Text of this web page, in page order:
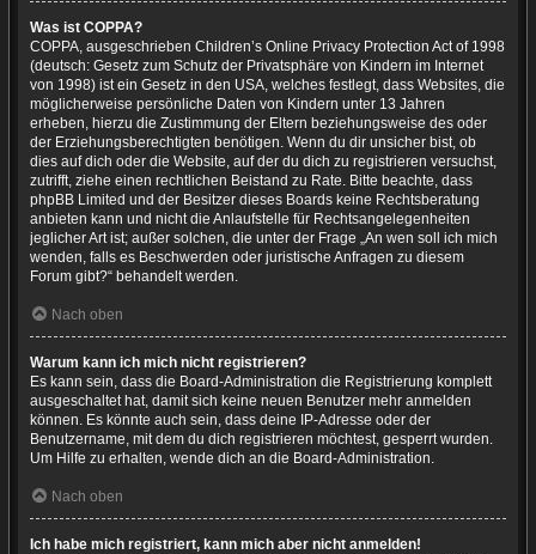
Was ist COPPA?
COPPA, ausgeschrieben Children’s Online Privacy Protection Act of 1998
(deutsch: Gesetz zum Schutz der Privatsphäre von Kindern im Internet
von 1998) ist ein Gesetz in den USA, welches festlegt, dass Websites, die
möglicherweise persönliche Daten von Kindern unter 13 Jahren
erheben, hierzu die Zustimmung der Eltern beziehungsweise des oder
der Erziehungsberechtigten benötigen. Wenn du dir unsicher bist, ob
dies auf dich oder die Website, auf der du dich zu registrieren versuchst,
zutrifft, ziehe einen rechtlichen Beistand zu Rate. Bitte beachte, dass
phpBB Limited und der Besitzer dieses Boards keine Rechtsberatung
anbieten kann und nicht die Anlaufstelle für Rechtsangelegenheiten
jeglicher Art ist; außer solchen, die unter der Frage „An wen soll ich mich
wenden, falls es Beschwerden oder juristische Anfragen zu diesem
Forum gibt?“ behandelt werden.
Nach oben
Warum kann ich mich nicht registrieren?
Es kann sein, dass die Board-Administration die Registrierung komplett
ausgeschaltet hat, damit sich keine neuen Benutzer mehr anmelden
können. Es könnte auch sein, dass deine IP-Adresse oder der
Benutzername, mit dem du dich registrieren möchtest, gesperrt wurden.
Um Hilfe zu erhalten, wende dich an die Board-Administration.
Nach oben
Ich habe mich registriert, kann mich aber nicht anmelden!